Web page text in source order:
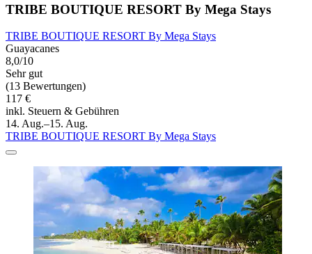
TRIBE BOUTIQUE RESORT By Mega Stays
TRIBE BOUTIQUE RESORT By Mega Stays
Guayacanes
8,0/10
Sehr gut
(13 Bewertungen)
117 €
inkl. Steuern & Gebühren
14. Aug.–15. Aug.
TRIBE BOUTIQUE RESORT By Mega Stays